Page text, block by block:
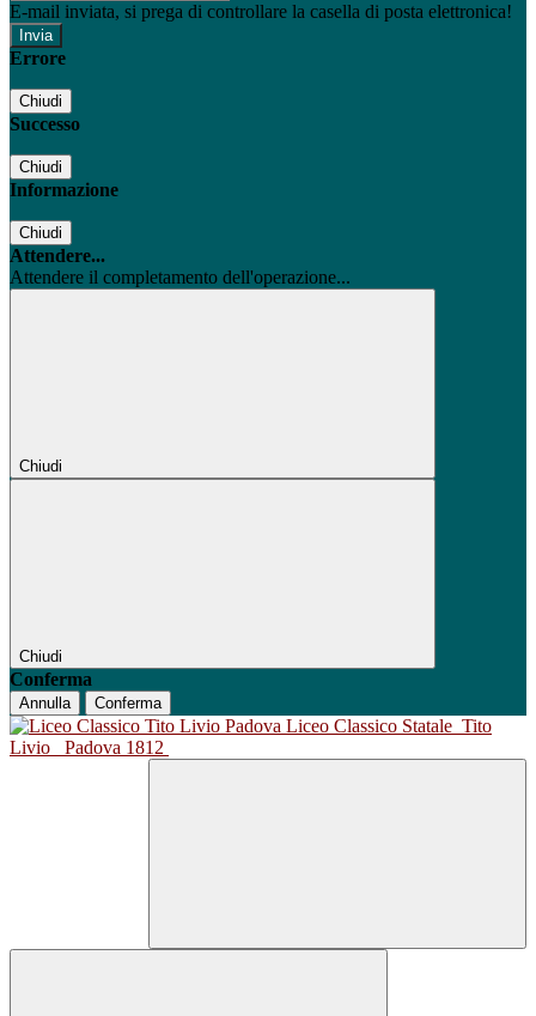
E-mail inviata, si prega di controllare la casella di posta elettronica!
Errore
Chiudi
Successo
Chiudi
Informazione
Chiudi
Attendere...
Attendere il completamento dell'operazione...
Chiudi
Chiudi
Conferma
Annulla Conferma
Liceo Classico Statale Tito
Livio
Padova 1812